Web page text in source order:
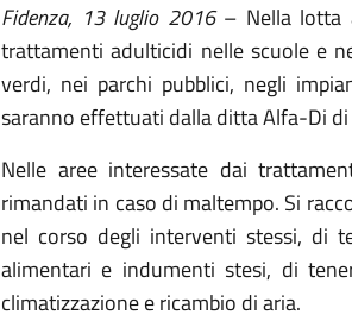
Fidenza, 13 luglio 2016– Nella lotta
trattamenti adulticidi nelle scuole e
verdi, nei parchi pubblici, negli
saranno effettuati dalla ditta Alfa-Di
Nelle aree interessate dai
rimandati in caso di maltempo. Si
nel corso degli interventi stessi, di
alimentari e indumenti stesi, di
climatizzazione e ricambio di aria.